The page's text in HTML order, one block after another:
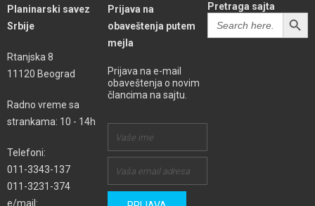
Planinarski savez
Srbije
Rtanjska 8
11120 Beograd
Radno vreme sa
strankama: 10 - 14h
Telefoni:
011-3343-137
011-3231-374
e/mail:
Prijava na
obaveštenja putem
mejla
Prijava na e-mail
obaveštenja o novim
člancima na sajtu.
Pretraga sajta
Search
for:
SEARCH